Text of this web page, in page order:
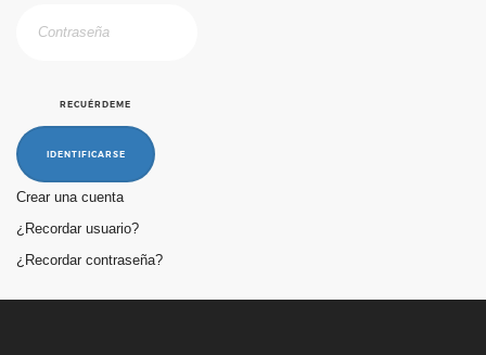
RECUÉRDEME
IDENTIFICARSE
Crear una cuenta
¿Recordar usuario?
¿Recordar contraseña?